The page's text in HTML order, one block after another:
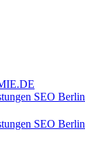
.DE
SEO Berlin
SEO Berlin